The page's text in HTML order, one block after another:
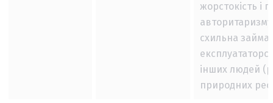
жорстокість і
схильна
інших людей
природних